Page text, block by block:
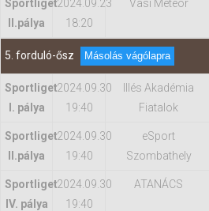
Sportliget
II.pálya
2024.09.23
18:20
Vasi Meteor
5. forduló-ősz Másolás vágólapra
Sportliget
I. pálya
2024.09.30
19:40
Illés Akadémia
Fiatalok
Sportliget
II.pálya
2024.09.30
19:40
eSport
Szombathely
Sportliget
IV. pálya
2024.09.30
19:40
ATANÁCS